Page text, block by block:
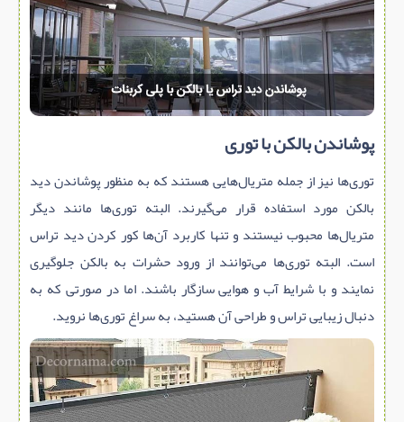
پوشاندن بالکن با توری
توری‌ها نیز از جمله متریال‌هایی هستند که به منظور پوشاندن دید
بالکن مورد استفاده قرار می‌گیرند. البته توری‌ها مانند دیگر
متریال‌ها محبوب نیستند و تنها کاربرد آن‌ها کور کردن دید تراس
است. البته توری‌ها می‌توانند از ورود حشرات به بالکن جلوگیری
نمایند و با شرایط آب و هوایی سازگار باشند. اما در صورتی که به
دنبال زیبایی تراس و طراحی آن هستید، به سراغ توری‌ها نروید.